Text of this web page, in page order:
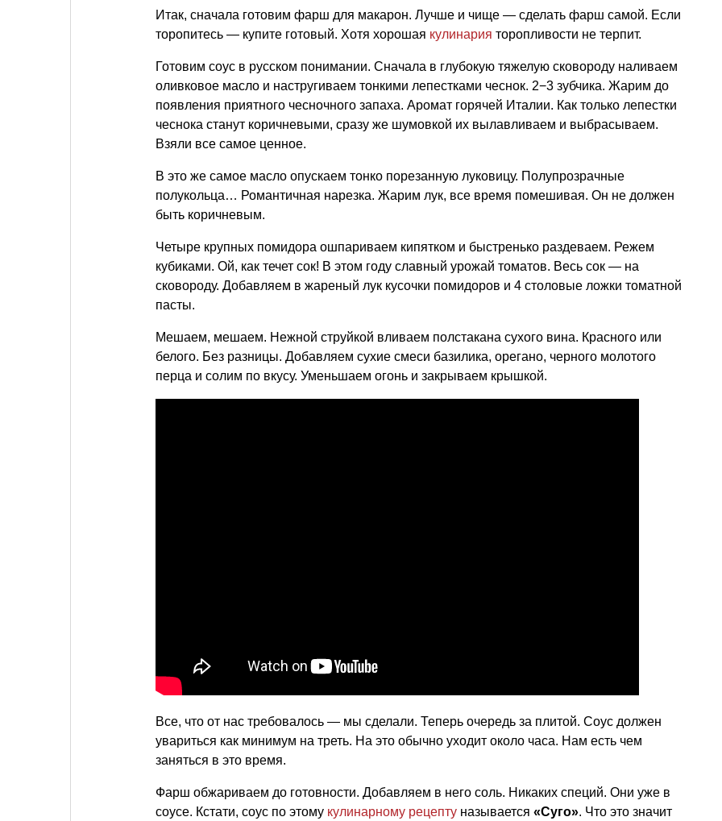
Итак, сначала готовим фарш для макарон. Лучше и чище — сделать фарш самой. Если
торопитесь — купите готовый. Хотя хорошая кулинария торопливости не терпит.
Готовим соус в русском понимании. Сначала в глубокую тяжелую сковороду наливаем
оливковое масло и настругиваем тонкими лепестками чеснок. 2−3 зубчика. Жарим до
появления приятного чесночного запаха. Аромат горячей Италии. Как только лепестки
чеснока станут коричневыми, сразу же шумовкой их вылавливаем и выбрасываем.
Взяли все самое ценное.
В это же самое масло опускаем тонко порезанную луковицу. Полупрозрачные
полукольца… Романтичная нарезка. Жарим лук, все время помешивая. Он не должен
быть коричневым.
Четыре крупных помидора ошпариваем кипятком и быстренько раздеваем. Режем
кубиками. Ой, как течет сок! В этом году славный урожай томатов. Весь сок — на
сковороду. Добавляем в жареный лук кусочки помидоров и 4 столовые ложки томатной
пасты.
Мешаем, мешаем. Нежной струйкой вливаем полстакана сухого вина. Красного или
белого. Без разницы. Добавляем сухие смеси базилика, орегано, черного молотого
перца и солим по вкусу. Уменьшаем огонь и закрываем крышкой.
Все, что от нас требовалось — мы сделали. Теперь очередь за плитой. Соус должен
увариться как минимум на треть. На это обычно уходит около часа. Нам есть чем
заняться в это время.
Фарш обжариваем до готовности. Добавляем в него соль. Никаких специй. Они уже в
соусе. Кстати, соус по этому кулинарному рецепту называется «Суго». Что это значит